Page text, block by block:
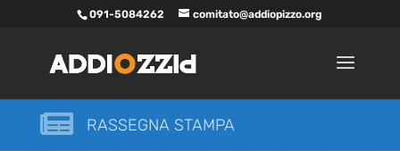
091-5084262 comitato@addiopizzo.org
 RASSEGNA STAMPA